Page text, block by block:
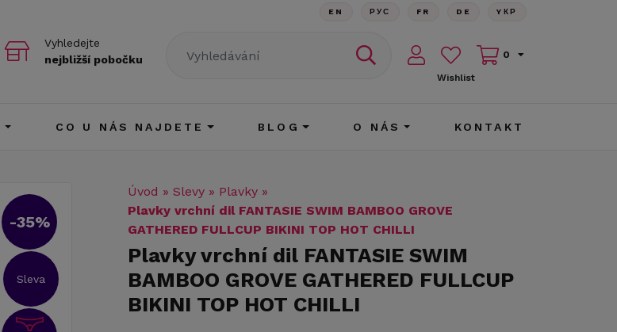
Vyhledejte
nejbližší pobočku
EN РУС FR DE YКР
Wishlist
0
CO U NÁS NAJDETE BLOG O NÁS KONTAKT
-35%
Sleva
Úvod » Slevy » Plavky »
Plavky vrchní dil FANTASIE SWIM BAMBOO GROVE
GATHERED FULLCUP BIKINI TOP HOT CHILLI
Plavky vrchní dil FANTASIE SWIM
BAMBOO GROVE GATHERED FULLCUP
BIKINI TOP HOT CHILLI